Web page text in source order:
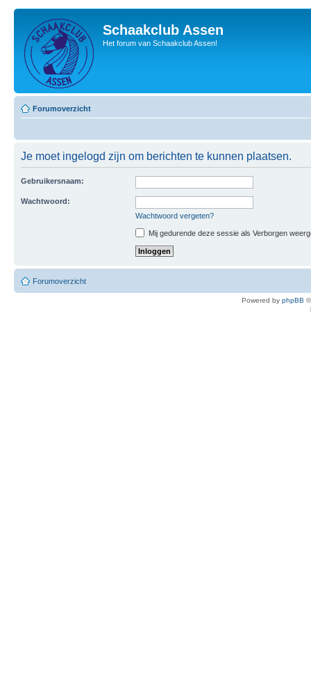
Schaakclub Assen
Het forum van Schaakclub Assen!
Forumoverzicht
Je moet ingelogd zijn om berichten te kunnen plaatsen.
Gebruikersnaam:
Wachtwoord:
Wachtwoord vergeten?
Mij gedurende deze sessie als Verborgen
Forumoverzicht
Powered by phpBB